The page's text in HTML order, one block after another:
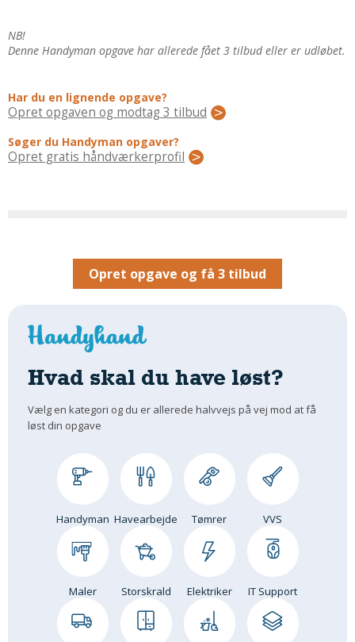
VVS
Reparation Og Vedligehold
Nybygning
Reparationer
Om Værktøj
Om Materialer
NB!
Denne Handyman opgave har allerede fået 3 tilbud eller er udløbet.
Har du en lignende opgave?
Opret opgaven og modtag 3 tilbud
Søger du Handyman opgaver?
Opret gratis håndværkerprofil
Opret opgave og få 3 tilbud
Hvad skal du have løst?
Vælg en kategori og du er allerede halvvejs på vej mod at få
løst din opgave
Handyman Havearbejde Tømrer VVS
Maler Storskrald Elektriker IT Support